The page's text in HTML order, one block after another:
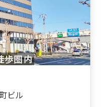
歩圏内
ビル